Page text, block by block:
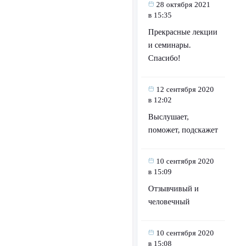
28 октября 2021
в 15:35
Прекрасные лекции
и семинары.
Спасибо!
12 сентября 2020
в 12:02
Выслушает,
поможет, подскажет
10 сентября 2020
в 15:09
Отзывчивый и
человечный
10 сентября 2020
в 15:08